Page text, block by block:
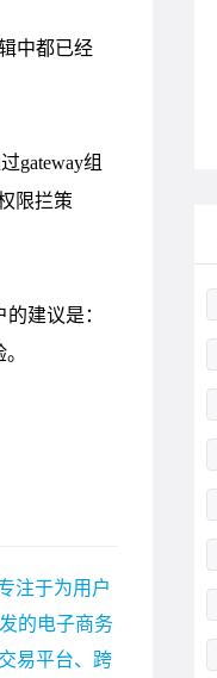
注于为用户
的电子商务
易平台、跨